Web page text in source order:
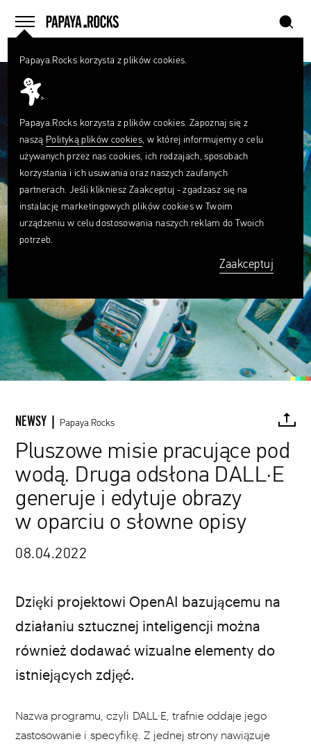
menu
home szukaj
NEWSY | Papaya.Rocks
Pluszowe misie pracujące pod
wodą. Druga odsłona DALL·E
generuje i edytuje obrazy
w oparciu o słowne opisy
08.04.2022
FACEBOOK TWITTER PINTEREST
Dzięki projektowi OpenAI bazującemu na
działaniu sztucznej inteligencji można
również dodawać wizualne elementy do
istniejących zdjęć.
Nazwa programu, czyli DALL·E, trafnie oddaje jego
zastosowanie i specyfikę. Z jednej strony nawiązuje
Papaya.Rocks korzysta z plików cookies.
Papaya.Rocks korzysta z plików cookies. Zapoznaj się z
naszą Polityką plików cookies, w której informujemy o celu
używanych przez nas cookies, ich rodzajach, sposobach
korzystania i ich usuwania oraz naszych zaufanych
partnerach. Jeśli klikniesz Zaakceptuj - zgadzasz się na
instalację marketingowych plików cookies w Twoim
urządzeniu w celu dostosowania naszych reklam do Twoich
potrzeb.
Zaakceptuj
Czego
szukasz?